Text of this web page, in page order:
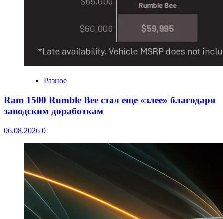
Разное
Ram 1500 Rumble Bee стал еще «злее» благодаря
заводским доработкам
06.08.2026 0